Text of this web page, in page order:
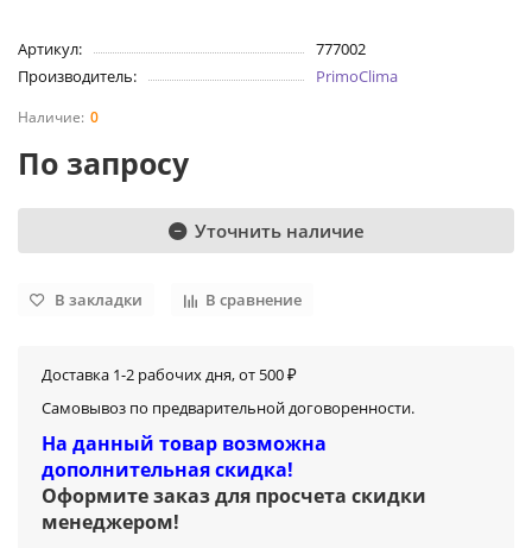
Артикул:
777002
Производитель:
PrimoClima
0
По запросу
Уточнить наличие
В закладки В сравнение
Доставка 1-2 рабочих дня, от 500 ₽
Самовывоз по предварительной договоренности.
На данный товар возможна
дополнительная скидка!
Оформите заказ для просчета скидки
менеджером!